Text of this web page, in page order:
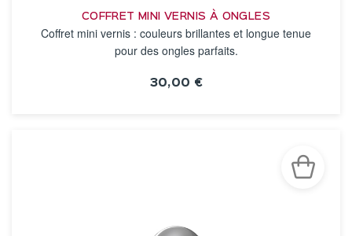
COFFRET MINI VERNIS À ONGLES
Coffret mini vernis : couleurs brillantes et longue tenue
pour des ongles parfaits.
30,00 €